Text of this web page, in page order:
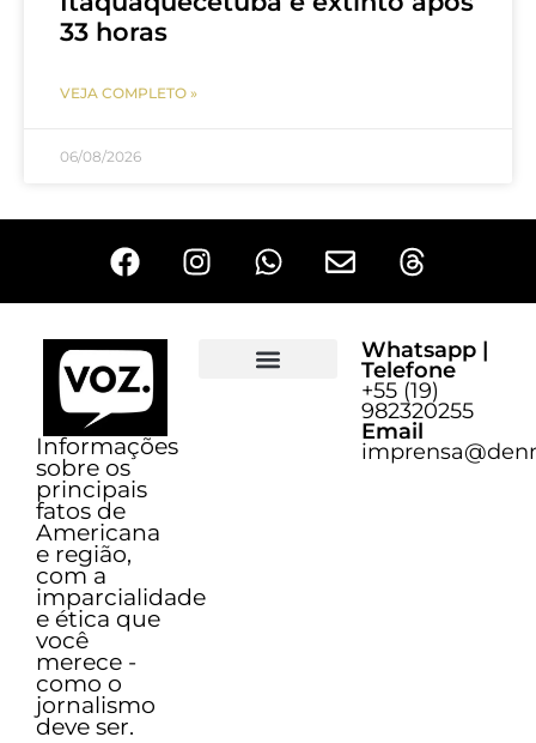
33 horas
VEJA COMPLETO »
06/08/2026
Informações
sobre os
principais
fatos de
Americana
e região,
com a
imparcialidade
e ética que
você
merece -
como o
jornalismo
deve ser.
Whatsapp |
Telefone
+55 (19)
982320255
Email